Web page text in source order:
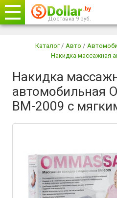
+375 29882-11-33
Доставка 9 руб.
Каталог / Авто /
Накидка массажная
Накидка
автомобильная
BM-2009 с